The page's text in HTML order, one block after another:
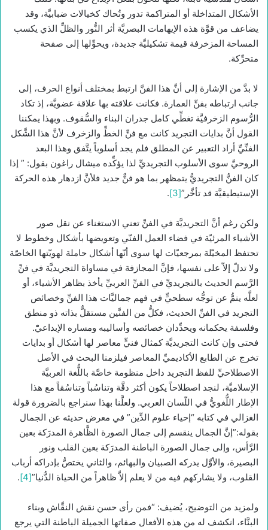
الأشكال المتداخلة أو المتراكمة تدور وتُحاك كخيالات ضبابيَّة، وقد
يضاعف من قوَّة هذه الإيهامات البصريَّة أثر النُّور والظلِّ الذي يكسب
المساحة المزخرفة قيمة تشكيليَّة جديدة، ويحوِّلها إلى صفحة
متحرِّكة.
لا بدَّ من الإشارة إلى أنَّ هذا الفنَّ ارتبط بمختلف أنواع الحرف، إلى
جانب ارتباطه بفنِّ العمارة. فكانت علاقته بها علاقة عضويَّة، إذ تكاد
الرُّسوم الزخرفيَّة تغطِّي كامل جدران البناء والسُّقوف. وبهذا يمكننا
القول أنَّ بدايات التجريد كانت مع فنِّ الخطِّ والزخرف لأنَّ هذا الشَّكل
الفنِّيِّ أراد التعبير عن المطلق فلم يجد أسلوباً يتَّفق وهذا البعد
الروحيَّ سوى الأسلوب التجريديِّ لذا يؤكِّده ميشال راغون بقول: ” إذا
كان الفنُّ التجريديُّ يتمظهر بما هو فنٌّ جديد فلأنَّ ازدهار هذه الحركة
الإستيطيقيَّة قد تأخَّر”[3]
.
ولكن رغم أنَّ التجريديَّة في الفنِّ تعني الاستغناء عن نقل صور
الأشياء المرئيّة في فضاء العمل الفنّي وتعويضها بأشكال وخطوط لا
تحتفظ المخيّلة بمرجعيّات لها سوى أنّها أشكال حاملة لهويّتها الخاصّة
ولا تدلّ إلاّ على نفسها، فإنَّ المجازفة في مساواة التجريديَّة في فنِّ
الرَّسم الحديث بالتجريديِّ في الفنِّ العربيِّ يأخذ بظاهر الأشياء، أو
لعلَّه ينمُّ عن توجُّه سطحيٍّ في فهم جماليَّات هذا الفنِّ وخصائص
التجريد في الفنِّ الحديث، فكلُّ من الفنَّين مستقلٌّ بذاته ذو منطق
وفلسفة يحكمانه ويحدِّدان خصائصه وأساليبه ومساره الإبداعيّْ.
فحتى وإن كانت التجريديَّة كمثال فنيٍّ معاصر لها أشكال أو بدايات
تخرج عن الطابع الأكاديميِّ المعاصر فيلزمنا البحث في الأصل
الاصطلاحيِّ للفظ التجريد داخل منظومة خاصَّة باللُّغة العربيَّة
الإسلاميَّة، لنجد اصطلاحاً يكون أكثر دقَّة وتناسُباً وتناسُقاً مع هذا
الإطار اللُّغويُّ في اللّسان العربي. ولعلَّنا بهذا سنراجع بالضرورة قولة
الغزالي في كتابه “إحياء علوم الدِّين” في معرض حديثه عن الجمال
بقوله:”إنَّ الجمال ينقسم إلى جمال الصورة الظَّاهرة المدرَكة بعين
الرَّأس، وإلى جمال الصورة الباطنة المدرَكة بعين القلب ونور
البصيرة، والأوَّل يدركه الصبيان والبهائم، والثاني يختصُّ بإدراكه أرباب
القلوب، ولا يشاركهم فيه من لا يعلم إلاَّ ظاهراً من الحياة الدُّنيا”[4]
.
ولمزيد من التوضيح، يُضيف: “فمن رأى حسن نقش النقَّاش وبناء
البنَّاء، انكشف له من هذه الأفعال صفاتها الجميلة الباطنة التي يرجع